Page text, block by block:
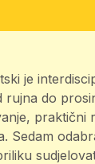
je
rujna do
praktični
Sedam